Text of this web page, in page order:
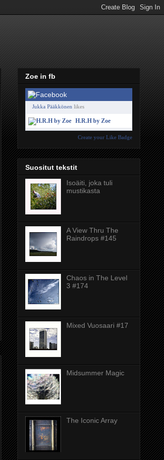
Zoe in fb
Jukka Pääkkönen likes
H.R.H by Zoe
Create your Like Badge
Suositut tekstit
Isoäiti, joka tuli
mustikasta
A View Thru The
Raindrops #145
Chaos in The Level
3 #174
Mixed Vuosaari #17
Midsummer Magic
The Iconic Array